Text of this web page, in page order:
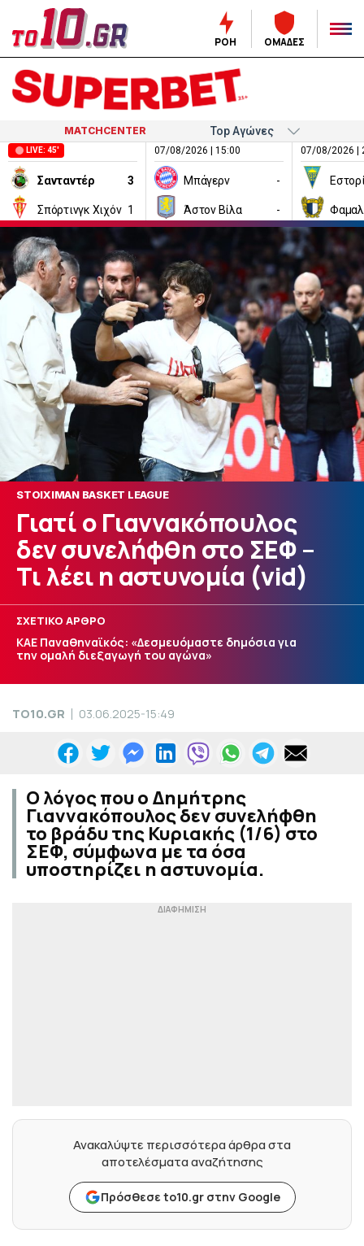
ΡΟΗ ΟΜΑΔΕΣ
MATCHCENTER
LIVE: 45'
Σανταντέρ 3
Σπόρτινγκ Χιχόν 1
07/08/2026 | 15:00
Μπάγερν -
Άστον Βίλα -
07/08/2026 |
STOIXIMAN BASKET LEAGUE
Γιατί ο Γιαννακόπουλος
δεν συνελήφθη στο ΣΕΦ –
Τι λέει η αστυνομία (vid)
ΣΧΕΤΙΚΟ ΑΡΘΡΟ
ΚΑΕ Παναθηναϊκός: «Δεσμευόμαστε δημόσια για
την ομαλή διεξαγωγή του αγώνα»
TO10.GR 03.06.2025-15:49
Ο λόγος που ο Δημήτρης
Γιαννακόπουλος δεν συνελήφθη
το βράδυ της Κυριακής (1/6) στο
ΣΕΦ, σύμφωνα με τα όσα
υποστηρίζει η αστυνομία.
Ανακαλύψτε περισσότερα άρθρα στα
αποτελέσματα αναζήτησης
Πρόσθεσε to10.gr στην Google